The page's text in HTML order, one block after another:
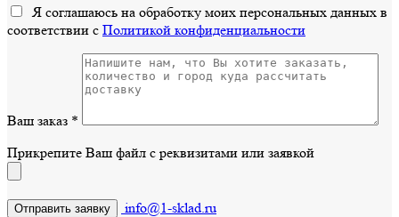
Я соглашаюсь на обработку моих персональных данных в
соответствии с Политикой конфиденциальности
Ваш заказ *
Прикрепите Ваш файл с реквизитами или заявкой
info@1-sklad.ru